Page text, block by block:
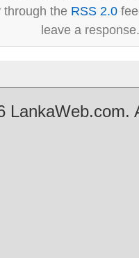
through the RSS 2.0
leave a response.
LankaWeb.com.